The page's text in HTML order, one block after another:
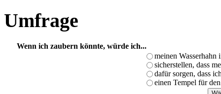
Umfrage
Wenn ich zaubern könnte, würde ich...
meinen
sicherstellen, dass
dafür sorgen, dass
einen Tempel für